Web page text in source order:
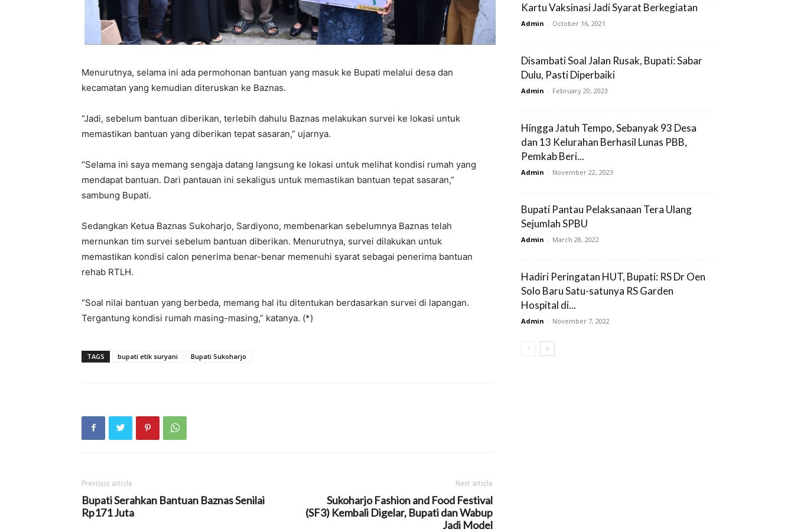
Menurutnya, selama ini ada permohonan bantuan yang masuk ke Bupati melalui desa dan
kecamatan yang kemudian diteruskan ke Baznas.
“Jadi, sebelum bantuan diberikan, terlebih dahulu Baznas melakukan survei ke lokasi untuk
memastikan bantuan yang diberikan tepat sasaran,” ujarnya.
“Selama ini saya memang sengaja datang langsung ke lokasi untuk melihat kondisi rumah yang
mendapat bantuan. Dari pantauan ini sekaligus untuk memastikan bantuan tepat sasaran,”
sambung Bupati.
Sedangkan Ketua Baznas Sukoharjo, Sardiyono, membenarkan sebelumnya Baznas telah
mernunkan tim survei sebelum bantuan diberikan. Menurutnya, survei dilakukan untuk
memastikan kondisi calon penerima benar-benar memenuhi syarat sebagai penerima bantuan
rehab RTLH.
“Soal nilai bantuan yang berbeda, memang hal itu ditentukan berdasarkan survei di lapangan.
Tergantung kondisi rumah masing-masing,” katanya. (*)
TAGS bupati etik suryani Bupati Sukoharjo
Previous article
Bupati Serahkan Bantuan Baznas Senilai
Rp171 Juta
Next article
Sukoharjo Fashion and Food Festival
(SF3) Kembali Digelar, Bupati dan Wabup
Jadi Model
Kartu Vaksinasi Jadi Syarat Berkegiatan
Admin - October 16, 2021
Disambati Soal Jalan Rusak, Bupati: Sabar
Dulu, Pasti Diperbaiki
Admin - February 20, 2023
Hingga Jatuh Tempo, Sebanyak 93 Desa
dan 13 Kelurahan Berhasil Lunas PBB,
Pemkab Beri...
Admin - November 22, 2023
Bupati Pantau Pelaksanaan Tera Ulang
Sejumlah SPBU
Admin - March 28, 2022
Hadiri Peringatan HUT, Bupati: RS Dr Oen
Solo Baru Satu-satunya RS Garden
Hospital di...
Admin - November 7, 2022